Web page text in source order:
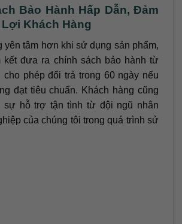
Bảo Hành Hấp Dẫn, Đảm
Khách Hàng
yên tâm hơn khi sử dụng sản phẩm,
kết đưa ra chính sách bảo hành từ
cho phép đổi trả trong 60 ngày nếu
đạt tiêu chuẩn. Khách hàng cũng
sự hỗ trợ tận tình từ đội ngũ nhân
của chúng tôi trong quá trình sử